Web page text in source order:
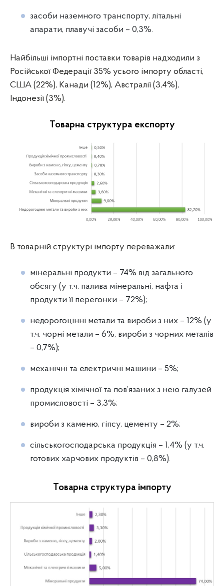
засоби наземного транспорту, літальні
апарати, плавучі засоби – 0,3%.
Найбільші імпортні поставки товарів надходили з
Російської Федерації 35% усього імпорту області,
США (22%), Канади (12%), Австралії (3,4%),
Індонезії (3%).
Товарна структура експорту
В товарній структурі імпорту переважали:
мінеральні продукти – 74% від загального
обсягу (у т.ч. палива мінеральні, нафта і
продукти її перегонки – 72%);
недорогоцінні метали та вироби з них – 12% (у
т.ч. чорні метали – 6%, вироби з чорних металів
– 0,7%);
механічні та електричні машини – 5%;
продукція хімічної та пов’язаних з нею галузей
промисловості – 3,3%;
вироби з каменю, гіпсу, цементу – 2%;
сільськогосподарська продукція – 1,4% (у т.ч.
готових харчових продуктів – 0,8%).
Товарна структура імпорту